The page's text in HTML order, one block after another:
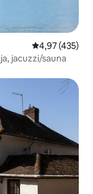
Średnia
4,97 (435)
jacuzzi/sauna